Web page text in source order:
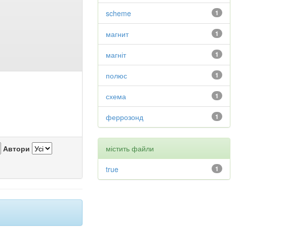
Автори
1
scheme
1
магнит
1
магніт
1
полюс
1
схема
1
феррозонд
містить файли
1
true